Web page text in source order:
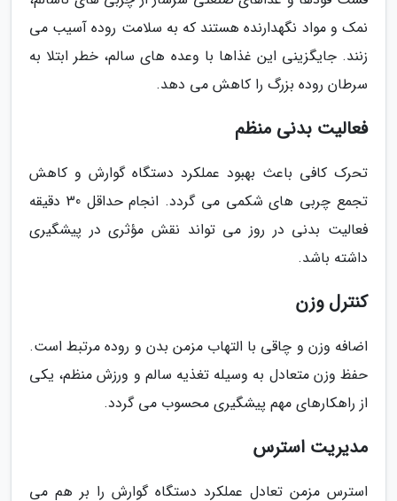
نمک و مواد نگهدارنده هستند که به سلامت روده آسیب می
زنند. جایگزینی این غذاها با وعده های سالم، خطر ابتلا به
سرطان روده بزرگ را کاهش می دهد.
فعالیت بدنی منظم
تحرک کافی باعث بهبود عملکرد دستگاه گوارش و کاهش
تجمع چربی های شکمی می گردد. انجام حداقل 30 دقیقه
فعالیت بدنی در روز می تواند نقش مؤثری در پیشگیری
داشته باشد.
کنترل وزن
اضافه وزن و چاقی با التهاب مزمن بدن و روده مرتبط است.
حفظ وزن متعادل به وسیله تغذیه سالم و ورزش منظم، یکی
از راهکارهای مهم پیشگیری محسوب می گردد.
مدیریت استرس
استرس مزمن تعادل عملکرد دستگاه گوارش را بر هم می